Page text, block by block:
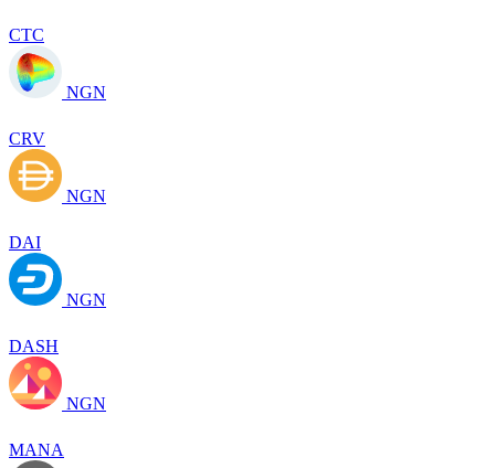
CTC
NGN
CRV
NGN
DAI
NGN
DASH
NGN
MANA